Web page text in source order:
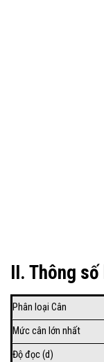
II. Thông
Phân loại Cân
Mức cân lớn nhất
Độ đọc (d)